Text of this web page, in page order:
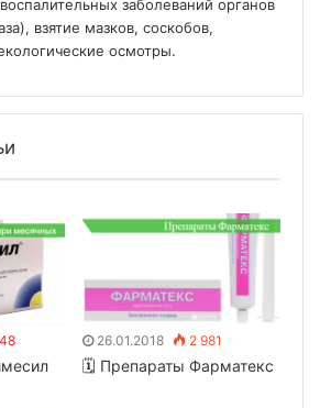
заболеваний органов
взятие мазков, соскобов,
осмотры.
26.01.2018 2 981
🗓 Препараты Фарматекс